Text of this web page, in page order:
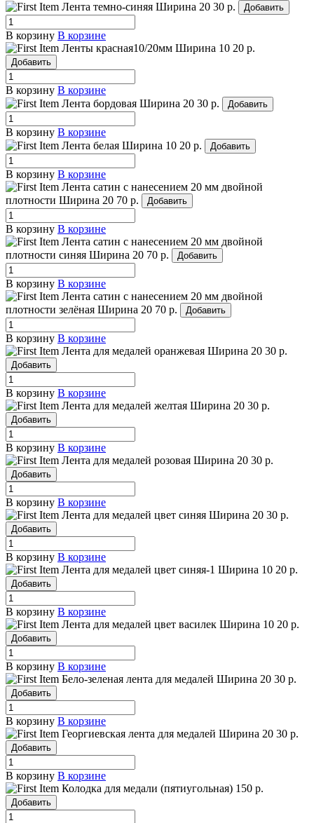
Лента темно-синяя Ширина 20 30 р. Добавить
В корзину В корзине
Ленты красная10/20мм Ширина 10 20 р.
Добавить
В корзину В корзине
Лента бордовая Ширина 20 30 р. Добавить
В корзину В корзине
Лента белая Ширина 10 20 р. Добавить
В корзину В корзине
Лента сатин с нанесением 20 мм двойной
плотности Ширина 20 70 р. Добавить
В корзину В корзине
Лента сатин с нанесением 20 мм двойной
плотности синяя Ширина 20 70 р. Добавить
В корзину В корзине
Лента сатин с нанесением 20 мм двойной
плотности зелёная Ширина 20 70 р. Добавить
В корзину В корзине
Лента для медалей оранжевая Ширина 20 30 р.
Добавить
В корзину В корзине
Лента для медалей желтая Ширина 20 30 р.
Добавить
В корзину В корзине
Лента для медалей розовая Ширина 20 30 р.
Добавить
В корзину В корзине
Лента для медалей цвет синяя Ширина 20 30 р.
Добавить
В корзину В корзине
Лента для медалей цвет синяя-1 Ширина 10 20 р.
Добавить
В корзину В корзине
Лента для медалей цвет василек Ширина 10 20 р.
Добавить
В корзину В корзине
Бело-зеленая лента для медалей Ширина 20 30 р.
Добавить
В корзину В корзине
Георгиевская лента для медалей Ширина 20 30 р.
Добавить
В корзину В корзине
Колодка для медали (пятиугольная) 150 р.
Добавить